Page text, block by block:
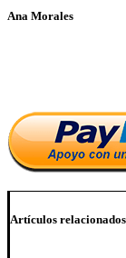
Ana Morales
Artículos relacionados